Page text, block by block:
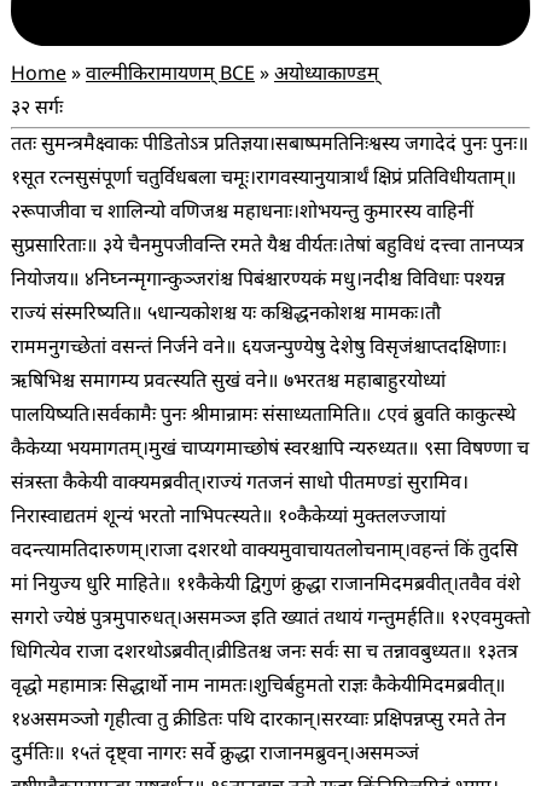
Home»वाल्मीकिरामायणम् BCE»अयोध्याकाण्डम्
३२ सर्गः
ततः सुमन्त्रमैक्ष्वाकः पीडितोऽत्र प्रतिज्ञया।सबाष्पमतिनिःश्वस्य जगादेदं पुनः पुनः॥
१सूत रत्नसुसंपूर्णा चतुर्विधबला चमूः।रागवस्यानुयात्रार्थं क्षिप्रं प्रतिविधीयताम्॥
२रूपाजीवा च शालिन्यो वणिजश्च महाधनाः।शोभयन्तु कुमारस्य वाहिनीं
सुप्रसारिताः॥ ३ये चैनमुपजीवन्ति रमते यैश्च वीर्यतः।तेषां बहुविधं दत्त्वा तानप्यत्र
नियोजय॥ ४निघ्नन्मृगान्कुञ्जरांश्च पिबंश्चारण्यकं मधु।नदीश्च विविधाः पश्यन्न
राज्यं संस्मरिष्यति॥ ५धान्यकोशश्च यः कश्चिद्धनकोशश्च मामकः।तौ
राममनुगच्छेतां वसन्तं निर्जने वने॥ ६यजन्पुण्येषु देशेषु विसृजंश्चाप्तदक्षिणाः।
ऋषिभिश्च समागम्य प्रवत्स्यति सुखं वने॥ ७भरतश्च महाबाहुरयोध्यां
पालयिष्यति।सर्वकामैः पुनः श्रीमान्रामः संसाध्यतामिति॥ ८एवं ब्रुवति काकुत्स्थे
कैकेय्या भयमागतम्।मुखं चाप्यगमाच्छोषं स्वरश्चापि न्यरुध्यत॥ ९सा विषण्णा च
संत्रस्ता कैकेयी वाक्यमब्रवीत्।राज्यं गतजनं साधो पीतमण्डां सुरामिव।
निरास्वाद्यतमं शून्यं भरतो नाभिपत्स्यते॥ १०कैकेय्यां मुक्तलज्जायां
वदन्त्यामतिदारुणम्।राजा दशरथो वाक्यमुवाचायतलोचनाम्।वहन्तं किं तुदसि
मां नियुज्य धुरि माहिते॥ ११कैकेयी द्विगुणं क्रुद्धा राजानमिदमब्रवीत्।तवैव वंशे
सगरो ज्येष्ठं पुत्रमुपारुधत्।असमञ्ज इति ख्यातं तथायं गन्तुमर्हति॥ १२एवमुक्तो
धिगित्येव राजा दशरथोऽब्रवीत्।व्रीडितश्च जनः सर्वः सा च तन्नावबुध्यत॥ १३तत्र
वृद्धो महामात्रः सिद्धार्थो नाम नामतः।शुचिर्बहुमतो राज्ञः कैकेयीमिदमब्रवीत्॥
१४असमञ्जो गृहीत्वा तु क्रीडितः पथि दारकान्।सरय्वाः प्रक्षिपन्नप्सु रमते तेन
दुर्मतिः॥ १५तं दृष्ट्वा नागरः सर्वे क्रुद्धा राजानमब्रुवन्।असमञ्जं